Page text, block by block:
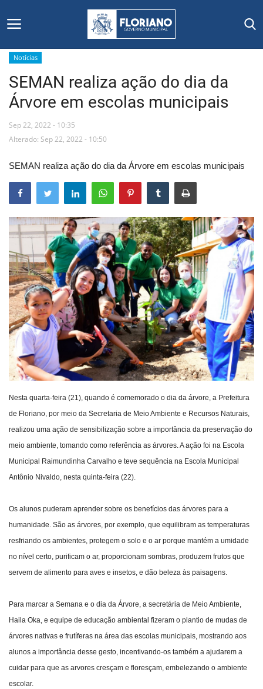
Início
Editais
Floriano
Secretarias e Órgãos
Mural de Licitações
Notícias
Vídeos
Webmail
Contato
Notícias
SEMAN realiza ação do dia da
Árvore em escolas municipais
Sep 22, 2022 - 10:35
Alterado: Sep 22, 2022 - 10:50
SEMAN realiza ação do dia da Árvore em escolas municipais
Nesta quarta-feira (21), quando é comemorado o dia da árvore, a Prefeitura
de Floriano, por meio da Secretaria de Meio Ambiente e Recursos Naturais,
realizou uma ação de sensibilização sobre a importância da preservação do
meio ambiente, tomando como referência as árvores. A ação foi na Escola
Municipal Raimundinha Carvalho e teve sequência na Escola Municipal
Antônio Nivaldo, nesta quinta-feira (22).
Os alunos puderam aprender sobre os benefícios das árvores para a
humanidade. São as árvores, por exemplo, que equilibram as temperaturas
resfriando os ambientes, protegem o solo e o ar porque mantém a umidade
no nível certo, purificam o ar, proporcionam sombras, produzem frutos que
servem de alimento para aves e insetos, e dão beleza às paisagens.
Para marcar a Semana e o dia da Árvore, a secretária de Meio Ambiente,
Haila Oka, e equipe de educação ambiental fizeram o plantio de mudas de
árvores nativas e frutíferas na área das escolas municipais, mostrando aos
alunos a importância desse gesto, incentivando-os também a ajudarem a
cuidar para que as arvores cresçam e floresçam, embelezando o ambiente
escolar.